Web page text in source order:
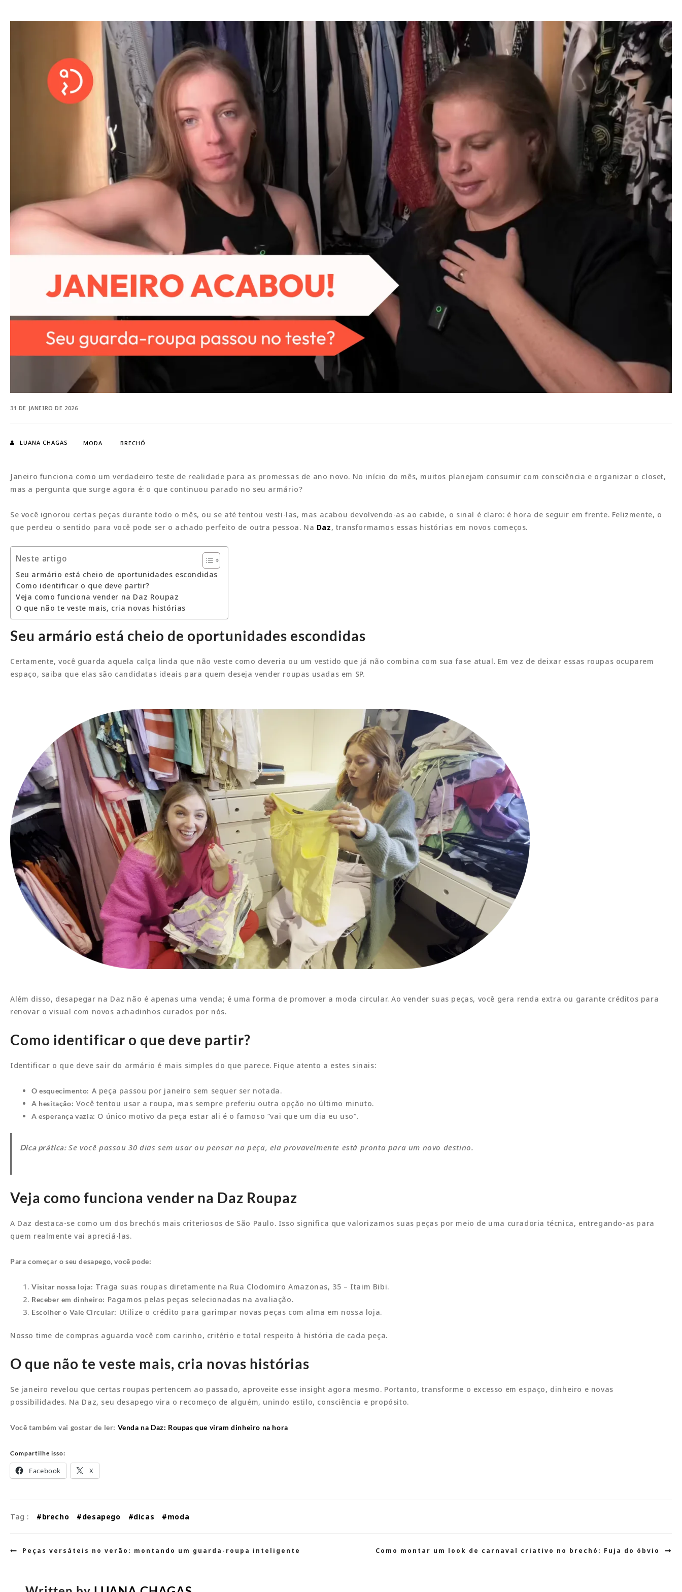
31 DE JANEIRO DE 2026
LUANA CHAGAS MODA BRECHÓ
Janeiro funciona como um verdadeiro teste de realidade para as promessas de ano novo. No início do mês, muitos planejam consumir com consciência e organizar o closet,
mas a pergunta que surge agora é: o que continuou parado no seu armário?
Se você ignorou certas peças durante todo o mês, ou se até tentou vesti-las, mas acabou devolvendo-as ao cabide, o sinal é claro: é hora de seguir em frente. Felizmente, o
que perdeu o sentido para você pode ser o achado perfeito de outra pessoa. Na Daz, transformamos essas histórias em novos começos.
Neste artigo
Seu armário está cheio de oportunidades escondidas
Como identificar o que deve partir?
Veja como funciona vender na Daz Roupaz
O que não te veste mais, cria novas histórias
Seu armário está cheio de oportunidades escondidas
Certamente, você guarda aquela calça linda que não veste como deveria ou um vestido que já não combina com sua fase atual. Em vez de deixar essas roupas ocuparem
espaço, saiba que elas são candidatas ideais para quem deseja vender roupas usadas em SP.
Além disso, desapegar na Daz não é apenas uma venda; é uma forma de promover a moda circular. Ao vender suas peças, você gera renda extra ou garante créditos para
renovar o visual com novos achadinhos curados por nós.
Como identificar o que deve partir?
Identificar o que deve sair do armário é mais simples do que parece. Fique atento a estes sinais:
O esquecimento: A peça passou por janeiro sem sequer ser notada.
A hesitação: Você tentou usar a roupa, mas sempre preferiu outra opção no último minuto.
A esperança vazia: O único motivo da peça estar ali é o famoso “vai que um dia eu uso”.
Dica prática:Se você passou 30 dias sem usar ou pensar na peça, ela provavelmente está pronta para um novo destino.
Veja como funciona vender na Daz Roupaz
A Daz destaca-se como um dos brechós mais criteriosos de São Paulo. Isso significa que valorizamos suas peças por meio de uma curadoria técnica, entregando-as para
quem realmente vai apreciá-las.
Para começar o seu desapego, você pode:
Visitar nossa loja: Traga suas roupas diretamente na Rua Clodomiro Amazonas, 35 – Itaim Bibi.
Receber em dinheiro: Pagamos pelas peças selecionadas na avaliação.
Escolher o Vale Circular: Utilize o crédito para garimpar novas peças com alma em nossa loja.
Nosso time de compras aguarda você com carinho, critério e total respeito à história de cada peça.
O que não te veste mais, cria novas histórias
Se janeiro revelou que certas roupas pertencem ao passado, aproveite esse insight agora mesmo. Portanto, transforme o excesso em espaço, dinheiro e novas
possibilidades. Na Daz, seu desapego vira o recomeço de alguém, unindo estilo, consciência e propósito.
Você também vai gostar de ler: Venda na Daz: Roupas que viram dinheiro na hora
Compartilhe isso:
Facebook X
Tag : #brecho #desapego #dicas #moda
Navegação
Peças versáteis no verão: montando um guarda-roupa inteligente Como montar um look de carnaval criativo no brechó: Fuja do óbvio